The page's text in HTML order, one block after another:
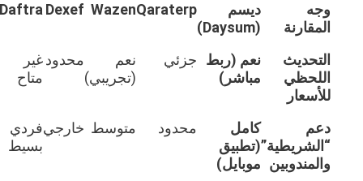
وجه
المقارنة
ديسم
(Daysum)
Qaraterp
Wazen
Dexef
Daftra
التحديث
اللحظي
للأسعار
نعم (ربط
مباشر)
جزئي
نعم
(تجريبي)
محدودغير
متاح
دعم
“الشريطية”
والمندوبين
كامل
(تطبيق
موبايل)
محدود متوسط خارجيفردي
بسيط